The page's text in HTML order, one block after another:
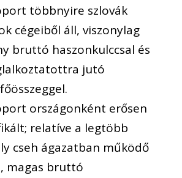
többnyire szlovák
cégeiből áll, viszonylag
bruttó haszonkulccsal és
jutó
országonként erősen
relatíve a legtöbb
cseh ágazatban működő
magas bruttó